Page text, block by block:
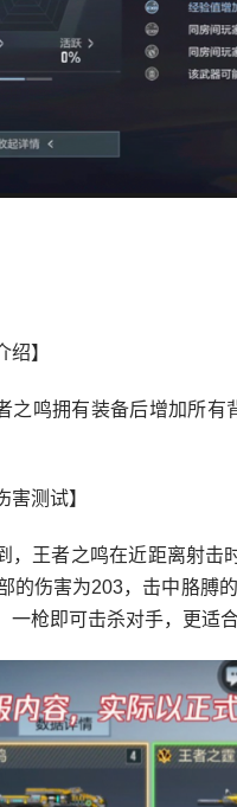
绍】
之鸣拥有装备后增加所有
害测试】
，王者之鸣在近距离射击
的伤害为203，击中胳膊
一枪即可击杀对手，更适